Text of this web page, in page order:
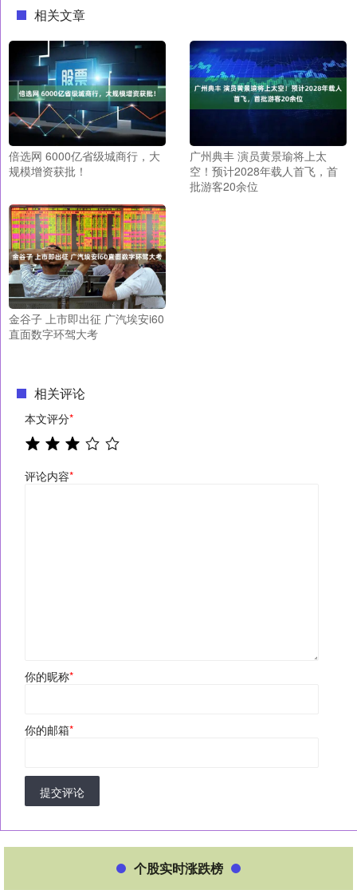
相关文章
倍选网 6000亿省级城商行，大
规模增资获批！
广州典丰 演员黄景瑜将上太
空！预计2028年载人首飞，首
批游客20余位
金谷子 上市即出征 广汽埃安i60
直面数字环驾大考
相关评论
本文评分*
评论内容*
你的昵称*
你的邮箱*
提交评论
个股实时涨跌榜